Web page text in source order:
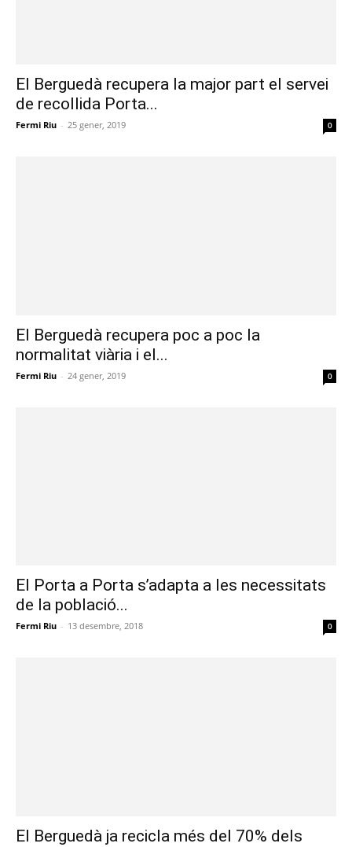
El Berguedà recupera la major part el servei
de recollida Porta...
Fermi Riu - 25 gener, 2019 0
El Berguedà recupera poc a poc la
normalitat viària i el...
Fermi Riu - 24 gener, 2019 0
El Porta a Porta s’adapta a les necessitats
de la població...
Fermi Riu - 13 desembre, 2018 0
El Berguedà ja recicla més del 70% dels